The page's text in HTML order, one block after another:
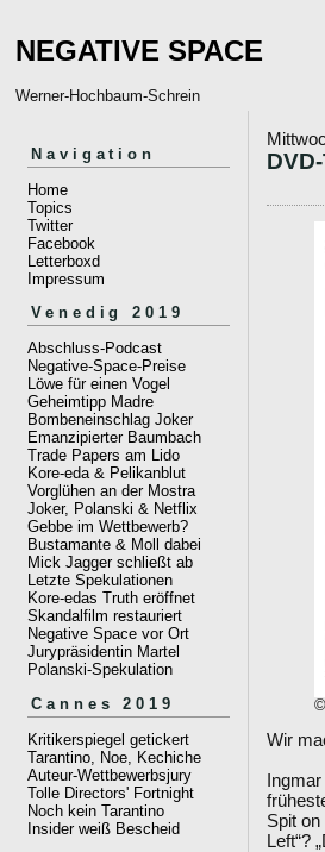
NEGATIVE SPACE
Werner-Hochbaum-Schrein
Navigation
Home
Topics
Twitter
Facebook
Letterboxd
Impressum
Venedig 2019
Abschluss-Podcast
Negative-Space-Preise
Löwe für einen Vogel
Geheimtipp Madre
Bombeneinschlag Joker
Emanzipierter Baumbach
Trade Papers am Lido
Kore-eda & Pelikanblut
Vorglühen an der Mostra
Joker, Polanski & Netflix
Gebbe im Wettbewerb?
Bustamante & Moll dabei
Mick Jagger schließt ab
Letzte Spekulationen
Kore-edas Truth eröffnet
Skandalfilm restauriert
Negative Space vor Ort
Jurypräsidentin Martel
Polanski-Spekulation
Cannes 2019
Kritikerspiegel getickert
Tarantino, Noe, Kechiche
Auteur-Wettbewerbsjury
Tolle Directors' Fortnight
Noch kein Tarantino
Insider weiß Bescheid
Wir
Spit on
Left“?